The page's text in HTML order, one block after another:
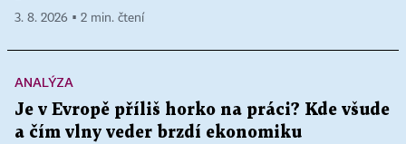
3. 8. 2026 ▪ 2 min. čtení
ANALÝZA
Je v Evropě příliš horko na práci? Kde všude
a čím vlny veder brzdí ekonomiku